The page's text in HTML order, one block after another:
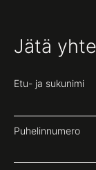
Jätä
Etu- ja sukunimi
Puhelinnumero